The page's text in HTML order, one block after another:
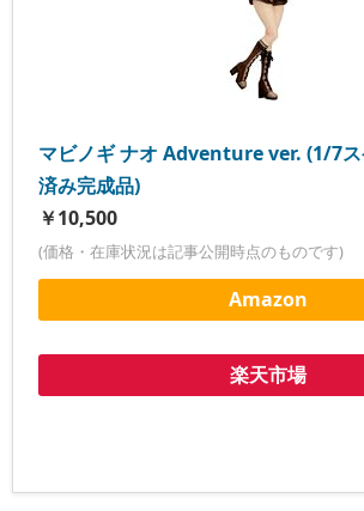
マビノギ ナオ Adventure ver. (1/7ス
済み完成品)
￥10,500
(価格・在庫状況は記事公開時点のものです)
Amazon
楽天市場